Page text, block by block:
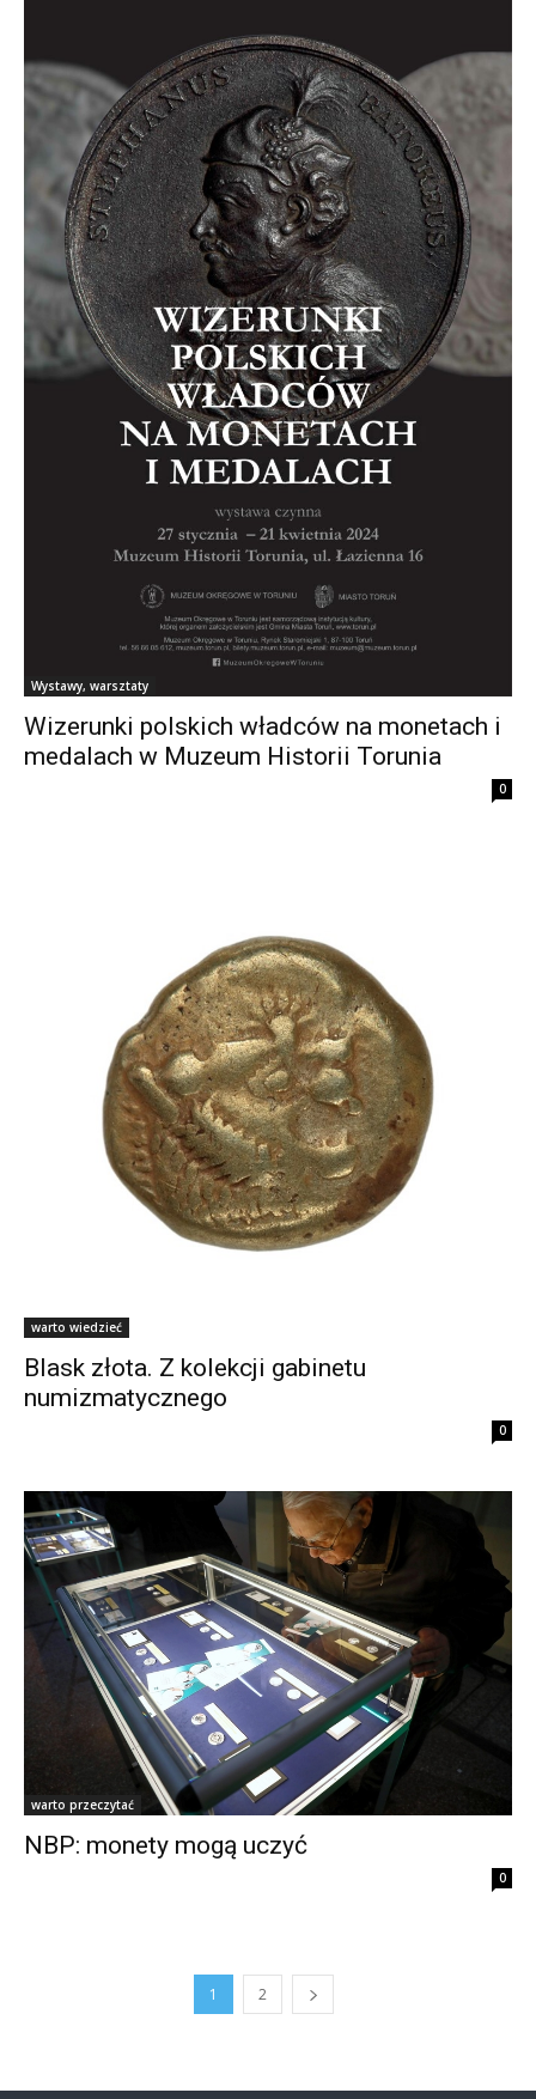
Wystawy, warsztaty
Wizerunki polskich władców na monetach i
medalach w Muzeum Historii Torunia
0
warto wiedzieć
Blask złota. Z kolekcji gabinetu
numizmatycznego
0
warto przeczytać
NBP: monety mogą uczyć
0
1 2